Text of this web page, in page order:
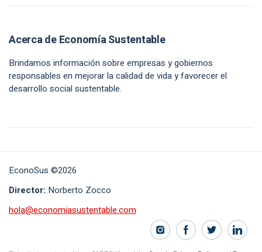
Acerca de Economía Sustentable
Brindamos información sobre empresas y gobiernos
responsables en mejorar la calidad de vida y favorecer el
desarrollo social sustentable.
EconoSus ©2026
Director: Norberto Zocco
hola@economiasustentable.com